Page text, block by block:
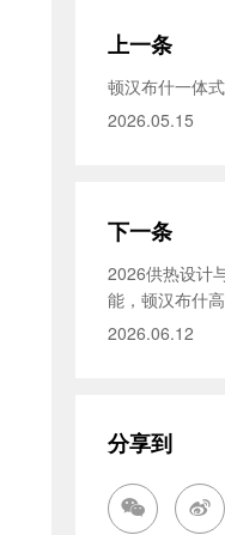
上一条
2026.05.15
下一条
2026供热设计
能，顿汉布什
2026.06.12
分享到
 